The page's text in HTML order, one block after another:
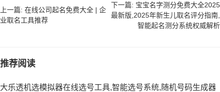
上一篇: 在线公司起名免费大全 | 企
业取名工具推荐
下一篇: 宝宝名字测分免费大全2025
最新版,2025年新生儿取名评分指南,
智能起名测分系统权威解析
推荐阅读
大乐透机选模拟器在线选号工具,智能选号系统,随机号码生成器